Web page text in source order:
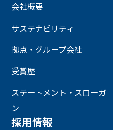
会社概要
サステナビリティ
拠点・グループ会社
受賞歴
ステートメント・スローガ
ン
採用情報